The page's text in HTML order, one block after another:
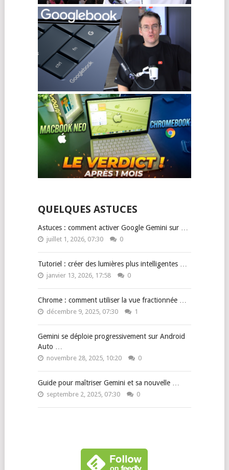
QUELQUES ASTUCES
Astuces : comment activer Google Gemini sur …
juillet 1, 2026, 07:30 0
Tutoriel : créer des lumières plus intelligentes …
janvier 13, 2026, 17:58 0
Chrome : comment utiliser la vue fractionnée …
décembre 9, 2025, 07:30 1
Gemini se déploie progressivement sur Android
Auto …
novembre 28, 2025, 10:20 0
Guide pour maîtriser Gemini et sa nouvelle …
septembre 2, 2025, 07:30 0